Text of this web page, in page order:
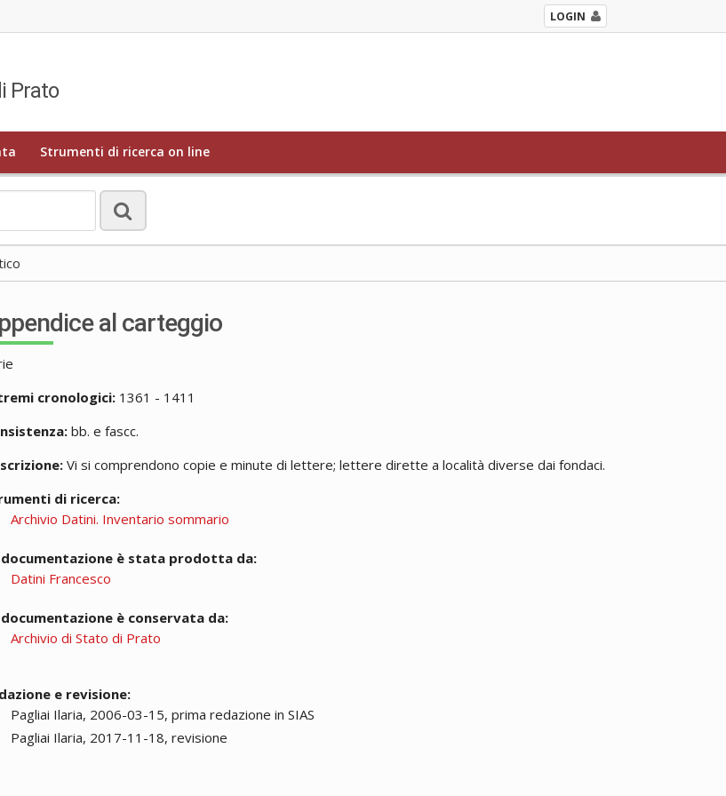
LOGIN
Prato
Strumenti di ricerca on line
al carteggio
cronologici: 1361 - 1411
bb. e fascc.
Vi si comprendono copie e minute di lettere; lettere dirette a località diverse dai fondaci.
di ricerca:
Archivio Datini. Inventario sommario
documentazione è stata prodotta da:
Datini Francesco
documentazione è conservata da:
Archivio di Stato di Prato
e revisione:
Pagliai Ilaria, 2006-03-15, prima redazione in SIAS
Pagliai Ilaria, 2017-11-18, revisione